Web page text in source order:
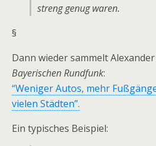
streng genug waren.
§
Dann wieder sammelt
Bayerischen Rundfunk:
“Weniger Autos, mehr
vielen Städten”.
Ein typisches Beispiel: